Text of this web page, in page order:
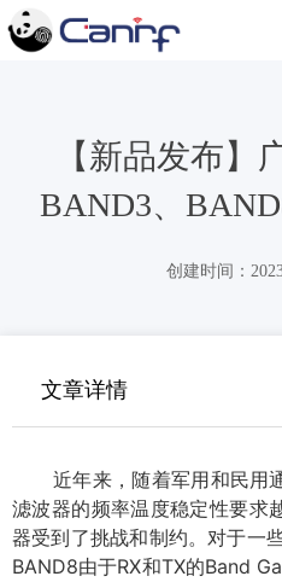
【新品发布】
BAND3、
近年来，随着军用和民用
滤波器的频率温度稳定性要求
器受到了挑战和制约。对于一
BAND8由于RX和TX的Band
文章详情
创建时间：